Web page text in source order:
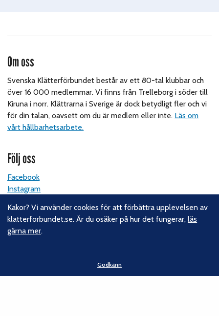
Om oss
Svenska Klätterförbundet består av ett 80-tal klubbar och
över 16 000 medlemmar. Vi finns från Trelleborg i söder till
Kiruna i norr. Klättrarna i Sverige är dock betydligt fler och vi
för din talan, oavsett om du är medlem eller inte. Läs om
vårt hållbarhetsarbete.
Följ oss
Facebook
Instagram
Nyhetsbrev
Gotlandsgatan 46
Kakor? Vi använder cookies för att förbättra upplevelsen av
klatterforbundet.se. Är du osäker på hur det fungerar,läs
gärna mer.
Godkänn